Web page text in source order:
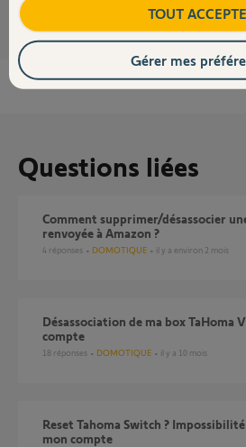
Questions liées
Comment supprimer/désassocier une box TaHoma switch
renvoyée à Amazon ?
4 réponses DOMOTIQUE il y a environ 2 mois
Désassociation de ma box TaHoma V2 déjà liée à un autre
compte
18 réponses DOMOTIQUE il y a 10 mois
Reset Tahoma Switch ? Impossibilité d'associe la tahoma a
mon compte
TOUT
Gérer mes